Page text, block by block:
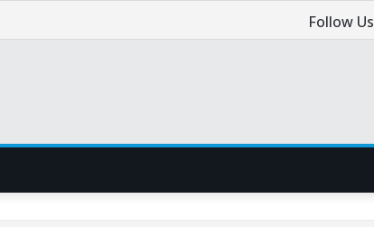
Follow Us